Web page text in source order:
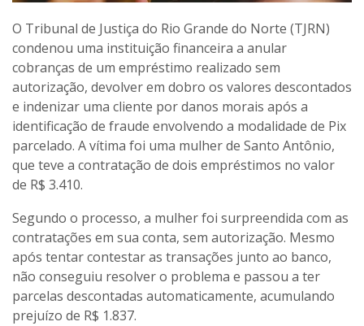
O Tribunal de Justiça do Rio Grande do Norte (TJRN)
condenou uma instituição financeira a anular
cobranças de um empréstimo realizado sem
autorização, devolver em dobro os valores descontados
e indenizar uma cliente por danos morais após a
identificação de fraude envolvendo a modalidade de Pix
parcelado. A vítima foi uma mulher de Santo Antônio,
que teve a contratação de dois empréstimos no valor
de R$ 3.410.
Segundo o processo, a mulher foi surpreendida com as
contratações em sua conta, sem autorização. Mesmo
após tentar contestar as transações junto ao banco,
não conseguiu resolver o problema e passou a ter
parcelas descontadas automaticamente, acumulando
prejuízo de R$ 1.837.